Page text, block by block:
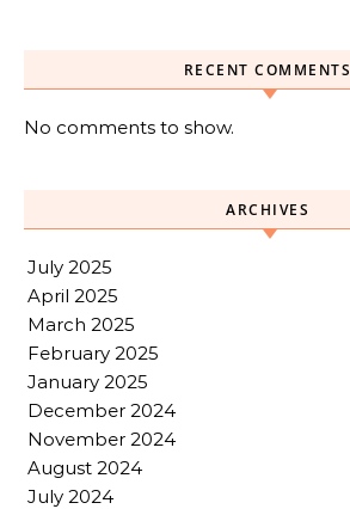
RECENT COMMENTS
No comments to show.
ARCHIVES
July 2025
April 2025
March 2025
February 2025
January 2025
December 2024
November 2024
August 2024
July 2024